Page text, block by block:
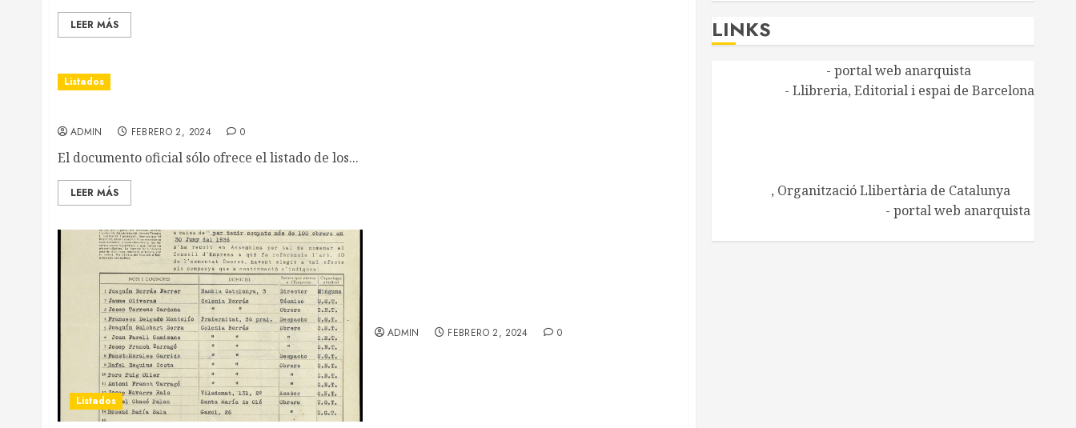
LEER MÁS
Listados
ADMIN FEBRERO 2, 2024 0
El documento oficial sólo ofrece el listado de los...
LEER MÁS
Listados
ADMIN FEBRERO 2, 2024 0
LINKS
- portal web anarquista
- Llibreria, Editorial i espai de Barcelona
, Organització Llibertària de Catalunya
- portal web anarquista